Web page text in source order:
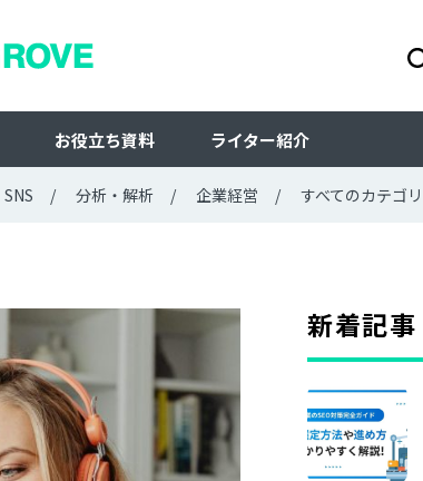
検
お役立ち資料 ライター紹介
SNS 分析・解析 企業経営 すべてのカテゴリ
ニ
ュ
ARTICLE
すべての記事
CATEGORY
WRITER
ライターで探す
MOVIE
新着記事